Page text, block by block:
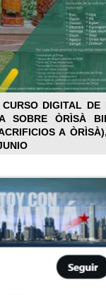
DIGITAL DE
SOBRE ÒRÌSÀ
A